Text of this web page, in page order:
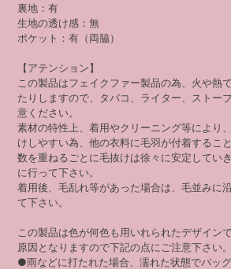
裏地：有
生地の透け感：無
ポケット：有（両脇）
【アテンション】
この製品はフェイクファー製品の為、火や熱
たりしますので、タバコ、ライター、ストー
意ください。
素材の特性上、着用やクリーニング等により
けしやすい為、他の衣料に毛羽が付着するこ
数を重ねるごとに毛抜けは徐々に安定してい
に行って下さい。
着用後、毛乱れ等があった場合は、毛並みに
て下さい。
この製品は色が何色も用いれられたデザイン
原因となりますので下記の点にご注意下さい。
●雨などに打たれた場合、濡れた状態でバッ